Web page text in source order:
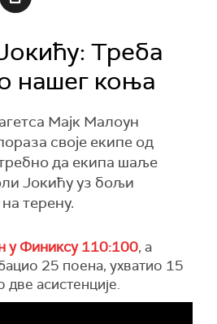
Треба
нашег коња
Мајк Малоун
своје екипе од
да екипа шаље
Јокићу уз бољи
терену.
у Финиксу 110:100, а
25 поена, ухватио 15
асистенције.